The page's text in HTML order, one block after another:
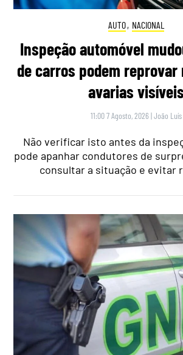
AUTO, NACIONAL
Inspeção automóvel
de carros podem reprovar
avarias visíveis
11:00 7 Agosto, 2026 |João Luís
Não verificar isto antes da
pode apanhar condutores de
consultar a situação e evitar